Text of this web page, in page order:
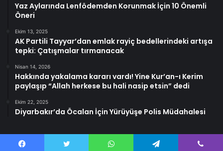
Yaz Aylarında Lenfödemden Korunmak İçin 10 Önemli
Öneri
Ekim 13, 2025
AK Partili Tayyar’dan emlak rayiç bedellerindeki artışa
tepki: Çatışmalar tırmanacak
Nisan 14, 2026
Hakkında yakalama kararı vardı! Yine Kur’an-ı Kerim
paylaşıp “Allah herkese bu hali nasip etsin” dedi
Ekim 22, 2025
Diyarbakır’da Öcalan İçin Yürüyüşe Polis Müdahalesi